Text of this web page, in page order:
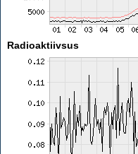
Radioaktiivsus